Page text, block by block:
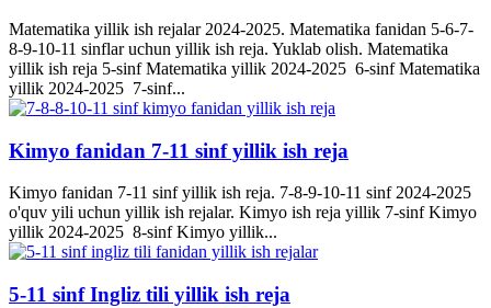
Matematika yillik ish rejalar 2024-2025. Matematika fanidan 5-6-7-
8-9-10-11 sinflar uchun yillik ish reja. Yuklab olish. Matematika
yillik ish reja 5-sinf Matematika yillik 2024-2025 6-sinf Matematika
yillik 2024-2025 7-sinf...
Kimyo fanidan 7-11 sinf yillik ish reja
Kimyo fanidan 7-11 sinf yillik ish reja. 7-8-9-10-11 sinf 2024-2025
o'quv yili uchun yillik ish rejalar. Kimyo ish reja yillik 7-sinf Kimyo
yillik 2024-2025 8-sinf Kimyo yillik...
5-11 sinf Ingliz tili yillik ish reja